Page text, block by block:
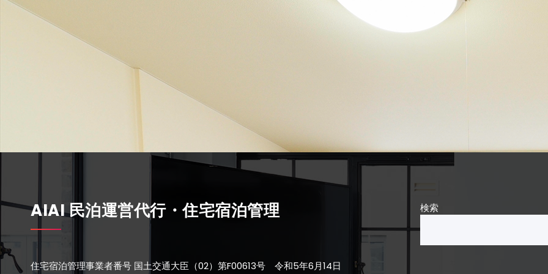
AIAI 民泊運営代行・住宅宿泊管理
住宅宿泊管理事業者番号 国土交通大臣（02）第F00613号 令和5年6月14日
検索